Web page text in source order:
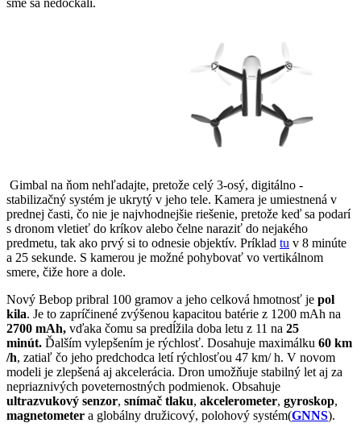
Gimbal na ňom nehľadajte, pretože celý 3-osý, digitálno -
stabilizačný systém je ukrytý v jeho tele. Kamera je umiestnená v
prednej časti, čo nie je najvhodnejšie riešenie, pretože keď sa podarí
s dronom vletieť do kríkov alebo čelne naraziť do nejakého
predmetu, tak ako prvý si to odnesie objektív. Príklad tu v 8 minúte
a 25 sekunde. S kamerou je možné pohybovať vo vertikálnom
smere, čiže hore a dole.
Nový Bebop pribral 100 gramov a jeho celková hmotnosť je pol
kila. Je to zapríčinené zvýšenou kapacitou batérie z 1200 mAh na
2700 mAh, vďaka čomu sa predĺžila doba letu z 11 na 25
minút. Ďalším vylepšením je rýchlosť. Dosahuje maximálku 60 km
/h, zatiaľ čo jeho predchodca letí rýchlosťou 47 km/ h. V novom
modeli je zlepšená aj akcelerácia. Dron umožňuje stabilný let aj za
nepriaznivých poveternostných podmienok. Obsahuje
ultrazvukový senzor, snímač tlaku, akcelerometer, gyroskop,
magnetometer a globálny družicový, polohový systém(GNNS).